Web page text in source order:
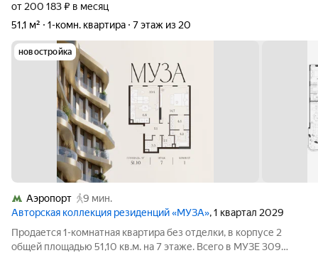
от 200 183 ₽ в месяц
51,1 м²
1-комн. квартира 7 этаж из 20
новостройка
Аэропорт
9 мин.
Авторская коллекция резиденций «МУЗА», 1 квартал 2029
Продается 1-комнатная квартира без отделки, в корпусе 2
общей площадью 51,10 кв.м. на 7 этаже. Всего в МУЗЕ 309